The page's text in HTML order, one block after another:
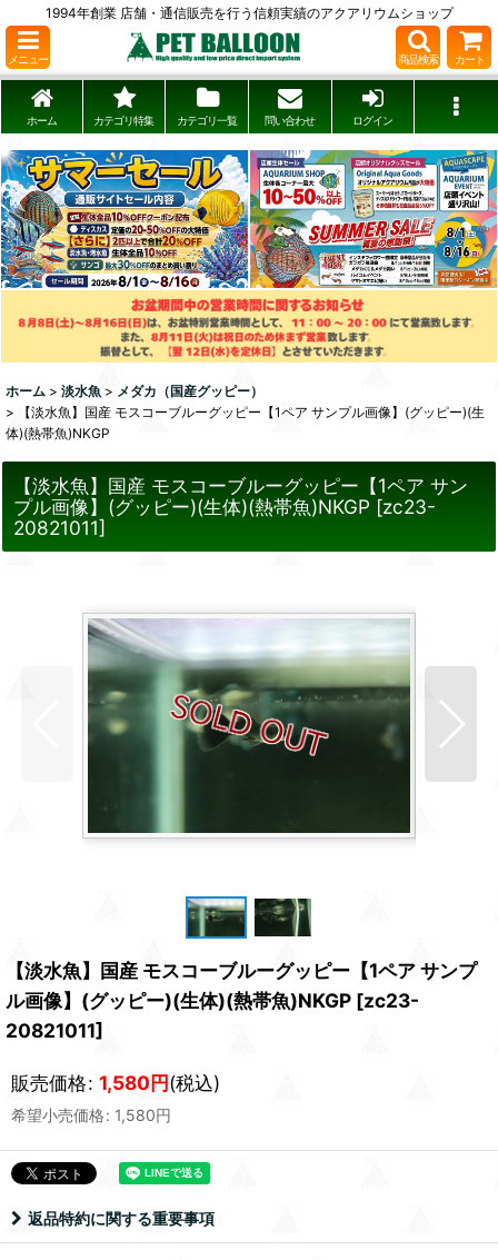
1994年創業 店舗・通信販売を行う信頼実績のアクアリウムショップ
メニュー 商品検索 カート
ホーム カテゴリ特集 カテゴリ一覧 問い合わせ ログイン
ホーム > 淡水魚 > メダカ（国産グッピー）
>
【淡水魚】国産 モスコーブルーグッピー【1ペア サンプル画像】(グッピー)(生
体)(熱帯魚)NKGP
【淡水魚】国産 モスコーブルーグッピー【1ペア サン
プル画像】(グッピー)(生体)(熱帯魚)NKGP [zc23-
20821011]
【淡水魚】国産 モスコーブルーグッピー【1ペア サンプ
ル画像】(グッピー)(生体)(熱帯魚)NKGP [zc23-
20821011]
販売価格: 1,580円(税込)
希望小売価格: 1,580円
返品特約に関する重要事項